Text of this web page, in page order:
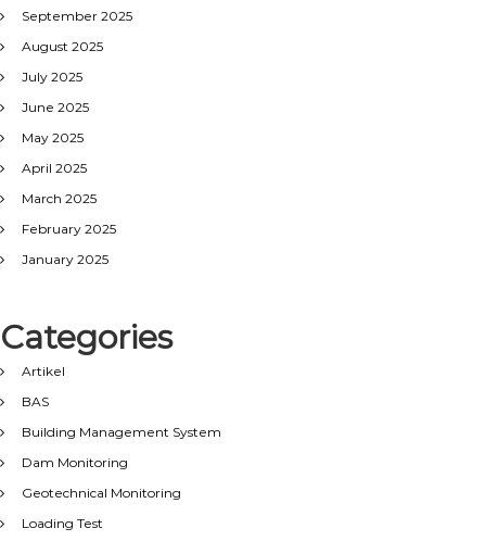
September 2025
August 2025
July 2025
June 2025
May 2025
April 2025
March 2025
February 2025
January 2025
Categories
Artikel
BAS
Building Management System
Dam Monitoring
Geotechnical Monitoring
Loading Test